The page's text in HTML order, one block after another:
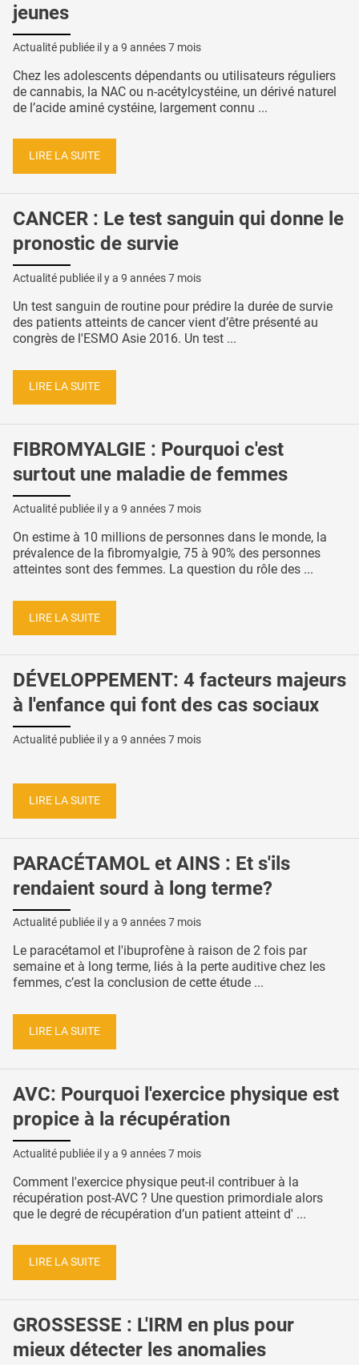
jeunes
Actualité publiée il y a 9 années 7 mois
Chez les adolescents dépendants ou utilisateurs réguliers
de cannabis, la NAC ou n-acétylcystéine, un dérivé naturel
de l’acide aminé cystéine, largement connu ...
LIRE LA SUITE
CANCER : Le test sanguin qui donne le
pronostic de survie
Actualité publiée il y a 9 années 7 mois
Un test sanguin de routine pour prédire la durée de survie
des patients atteints de cancer vient d’être présenté au
congrès de l'ESMO Asie 2016. Un test ...
LIRE LA SUITE
FIBROMYALGIE : Pourquoi c'est
surtout une maladie de femmes
Actualité publiée il y a 9 années 7 mois
On estime à 10 millions de personnes dans le monde, la
prévalence de la fibromyalgie, 75 à 90% des personnes
atteintes sont des femmes. La question du rôle des ...
LIRE LA SUITE
DÉVELOPPEMENT: 4 facteurs majeurs
à l'enfance qui font des cas sociaux
Actualité publiée il y a 9 années 7 mois
LIRE LA SUITE
PARACÉTAMOL et AINS : Et s'ils
rendaient sourd à long terme?
Actualité publiée il y a 9 années 7 mois
Le paracétamol et l'ibuprofène à raison de 2 fois par
semaine et à long terme, liés à la perte auditive chez les
femmes, c’est la conclusion de cette étude ...
LIRE LA SUITE
AVC: Pourquoi l'exercice physique est
propice à la récupération
Actualité publiée il y a 9 années 7 mois
Comment l'exercice physique peut-il contribuer à la
récupération post-AVC ? Une question primordiale alors
que le degré de récupération d’un patient atteint d' ...
LIRE LA SUITE
GROSSESSE : L'IRM en plus pour
mieux détecter les anomalies